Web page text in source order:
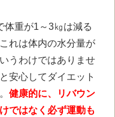
体重が1～3㎏は減る
れは体内の水分量が
うわけではありませ
安心してダイエット
健康的に、リバウン
ではなく必ず運動も